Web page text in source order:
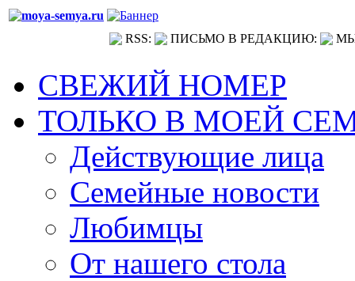
RSS: ПИСЬМО В РЕДАКЦИЮ:
СВЕЖИЙ НОМЕР
ТОЛЬКО В МОЕЙ
Действующие лица
Семейные новости
Любимцы
От нашего стола